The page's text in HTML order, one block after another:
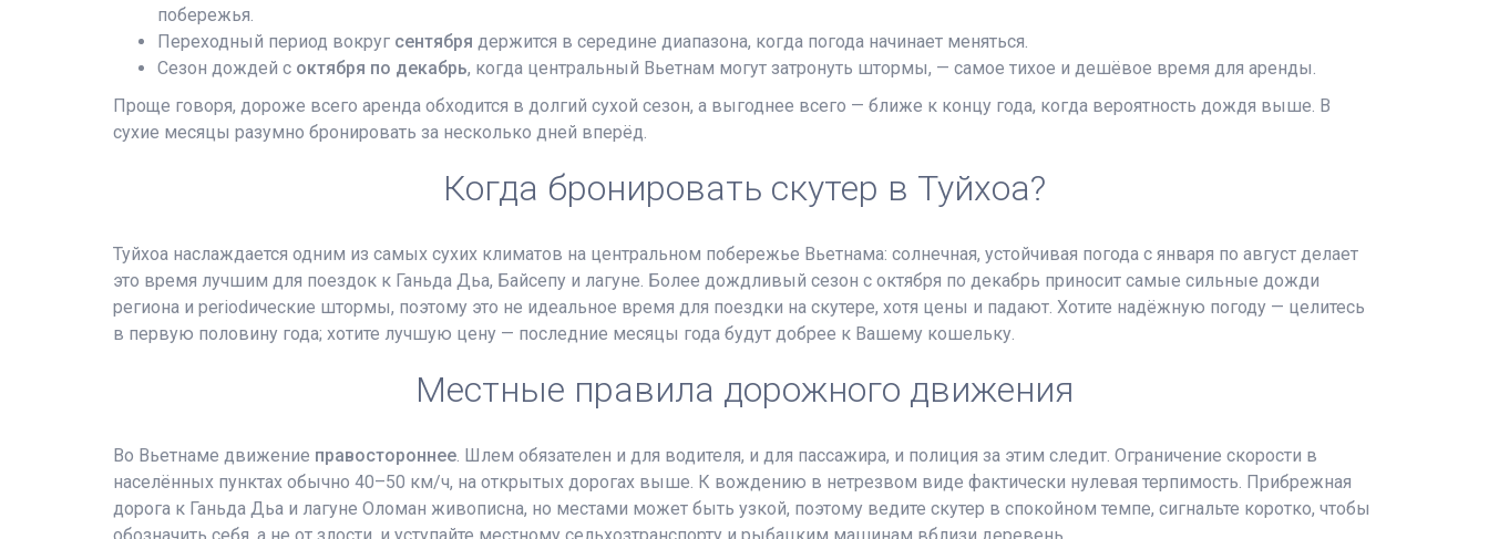
побережья.
Переходный период вокруг сентября держится в середине диапазона, когда погода начинает меняться.
Сезон дождей с октября по декабрь, когда центральный Вьетнам могут затронуть штормы, — самое тихое и дешёвое время для аренды.
Проще говоря, дороже всего аренда обходится в долгий сухой сезон, а выгоднее всего — ближе к концу года, когда вероятность дождя выше. В
сухие месяцы разумно бронировать за несколько дней вперёд.
Когда бронировать скутер в Туйхоа?
Туйхоа наслаждается одним из самых сухих климатов на центральном побережье Вьетнама: солнечная, устойчивая погода с января по август делает
это время лучшим для поездок к Ганьда Дьа, Байсепу и лагуне. Более дождливый сезон с октября по декабрь приносит самые сильные дожди
региона и periodические штормы, поэтому это не идеальное время для поездки на скутере, хотя цены и падают. Хотите надёжную погоду — целитесь
в первую половину года; хотите лучшую цену — последние месяцы года будут добрее к Вашему кошельку.
Местные правила дорожного движения
Во Вьетнаме движение правостороннее . Шлем обязателен и для водителя, и для пассажира, и полиция за этим следит. Ограничение скорости в
населённых пунктах обычно 40–50 км/ч, на открытых дорогах выше. К вождению в нетрезвом виде фактически нулевая терпимость. Прибрежная
дорога к Ганьда Дьа и лагуне Оломан живописна, но местами может быть узкой, поэтому ведите скутер в спокойном темпе, сигнальте коротко, чтобы
обозначить себя, а не от злости, и уступайте местному сельхозтранспорту и рыбацким машинам вблизи деревень.